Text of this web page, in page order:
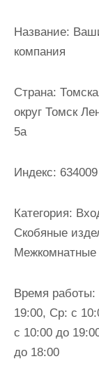
Название:
компания
Страна:
округ Томск
5а
Индекс: 634009
Категория:
Скобяные
Межкомнатные
Время работы:
19:00, Ср: с
с 10:00 до
до 18:00